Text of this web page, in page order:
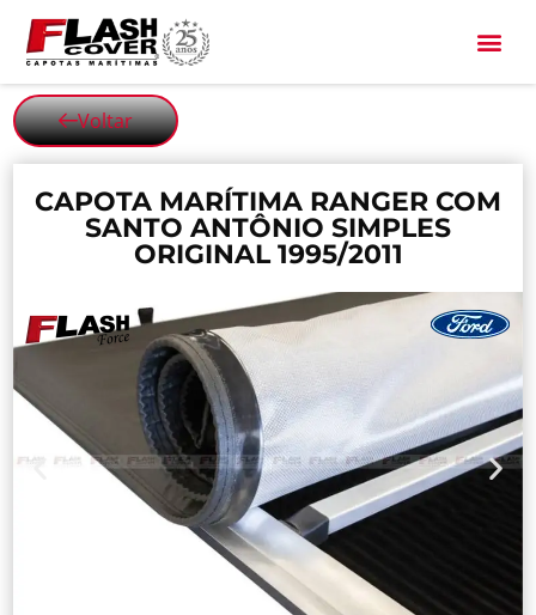
Voltar
CAPOTA MARÍTIMA RANGER COM
SANTO ANTÔNIO SIMPLES
ORIGINAL 1995/2011